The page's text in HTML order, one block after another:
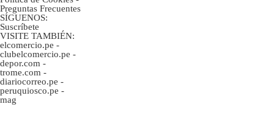
Preguntas Frecuentes
SÍGUENOS:
Suscríbete
VISITE TAMBIÉN:
elcomercio.pe -
clubelcomercio.pe -
depor.com -
trome.com -
diariocorreo.pe -
peruquiosco.pe -
mag